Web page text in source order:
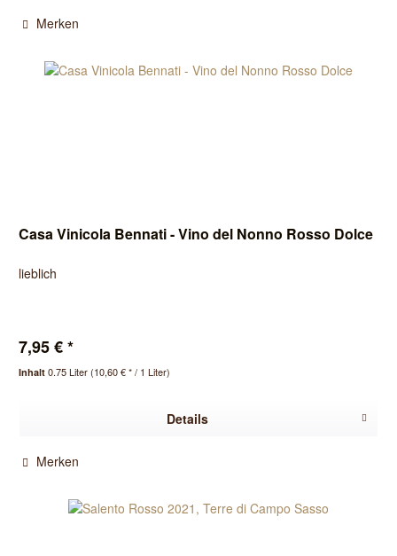
Merken
Casa Vinicola Bennati - Vino del Nonno Rosso Dolce
lieblich
7,95 € *
Inhalt0.75 Liter(10,60 € * / 1 Liter)
Details
Merken